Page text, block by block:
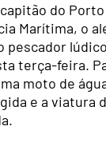
do
Marítima, o
pescador
terça-feira.
moto de
e a viatura